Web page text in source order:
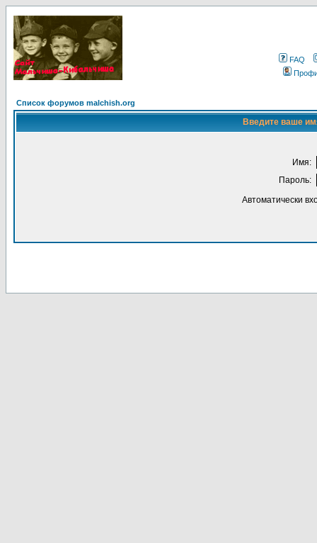
FAQ
Список форумов malchish.org
Введите ваше
Имя:
Пароль:
Автоматически